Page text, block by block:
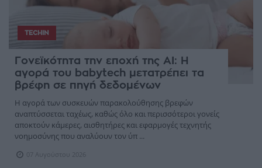
TECHIN
Γονεϊκότητα την εποχή της AI: Η
αγορά του babytech μετατρέπει τα
βρέφη σε πηγή δεδομένων
Η αγορά των συσκευών παρακολούθησης βρεφών
αναπτύσσεται ταχέως, καθώς όλο και περισσότεροι γονείς
αποκτούν κάμερες, αισθητήρες και εφαρμογές τεχνητής
νοημοσύνης που αναλύουν τον ύπ ...
07 Αυγούστου 2026